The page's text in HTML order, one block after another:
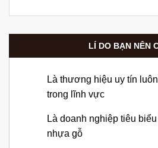
LÍ DO BẠN NÊN
Là thương hiệu uy tín
trong lĩnh vực
Là doanh nghiệp tiêu
nhựa gỗ